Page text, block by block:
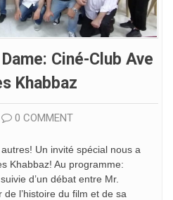
Ciné-Club Ave
Khabbaz
0 COMMENT
Un invité spécial nous a
Khabbaz! Au programme:
d’un débat entre Mr.
l’histoire du film et de sa